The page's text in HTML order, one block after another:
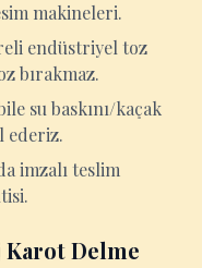
makineleri.
endüstriyel toz
bırakmaz.
su baskını/kaçak
ederiz.
imzalı teslim
Karot Delme